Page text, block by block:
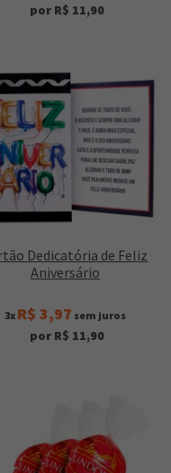
por R$ 11,90
Dedicatória de Feliz
Aniversário
3x R$ 3,97 sem juros
por R$ 11,90